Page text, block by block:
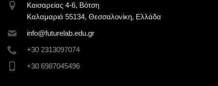
Καισαρείας 4-6, Βότση
Καλαμαριά 55134, Θεσσαλονίκη, Ελλάδα
info@futurelab.edu.gr
+30 2313097074
+30 6987045496